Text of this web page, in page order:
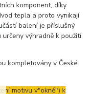
komponent, díky
tepla a proto vynikají
balení je příslušný
výhradně k použití
kompletovány v České
motivu v"okně") k